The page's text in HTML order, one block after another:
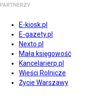
PARTNERZY
E-kiosk.pl
E-gazety.pl
Nexto.pl
Mała księgowość
Kancelarierp.pl
Wieści Rolnicze
Życie Warszawy